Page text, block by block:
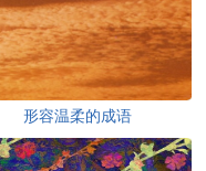
形容温柔的成语